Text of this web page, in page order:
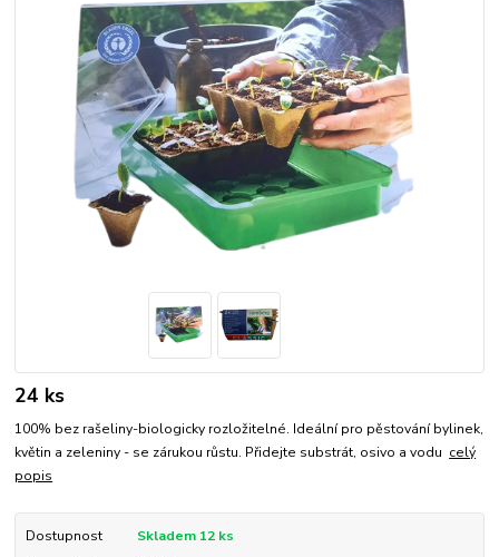
24 ks
100% bez rašeliny-biologicky rozložitelné. Ideální pro pěstování bylinek,
květin a zeleniny - se zárukou růstu. Přidejte substrát, osivo a vodu celý
popis
Dostupnost
Skladem 12 ks